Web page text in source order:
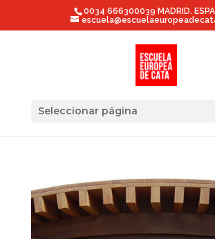
0034 666300039 MADRID.
Seleccionar página